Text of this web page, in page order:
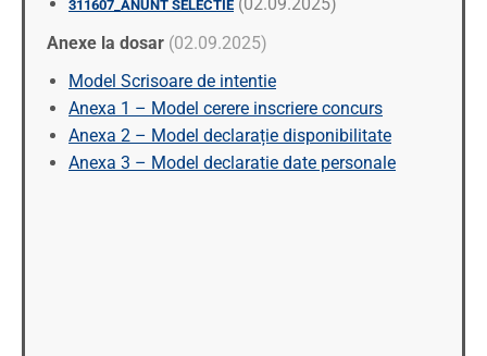
311607_ANUNT SELECTIE
Anexe la dosar (02.09.2025)
Model Scrisoare de intentie
Anexa 1 – Model cerere inscriere concurs
Anexa 2 – Model declarație disponibilitate
Anexa 3 – Model declaratie date personale